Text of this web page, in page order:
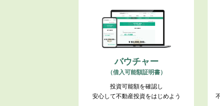
バウチャー
（借入可能額証明書）
投資可能額を確認し
安心して不動産投資をはじめよう